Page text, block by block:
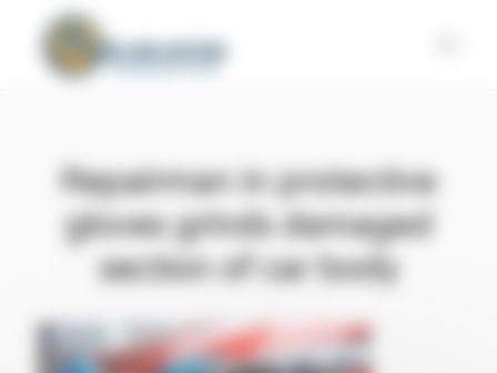
Repairman in protective
gloves grinds damaged
section of car body
Panneau de gestion des cookies